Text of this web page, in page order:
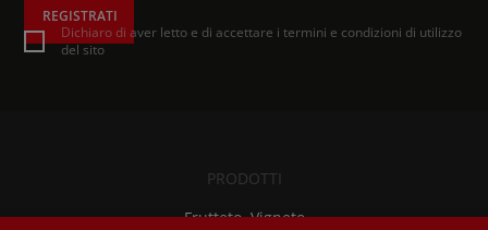
REGISTRATI
Dichiaro di aver letto e di accettare i termini e condizioni di utilizzo
del sito
PRODOTTI
Frutteto, Vigneto